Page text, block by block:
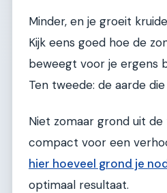
Minder, en je groeit
Kijk eens goed hoe de
beweegt voor je ergens
Ten tweede: de aarde
Niet zomaar grond uit
compact voor een
hier hoeveel grond je
optimaal resultaat.